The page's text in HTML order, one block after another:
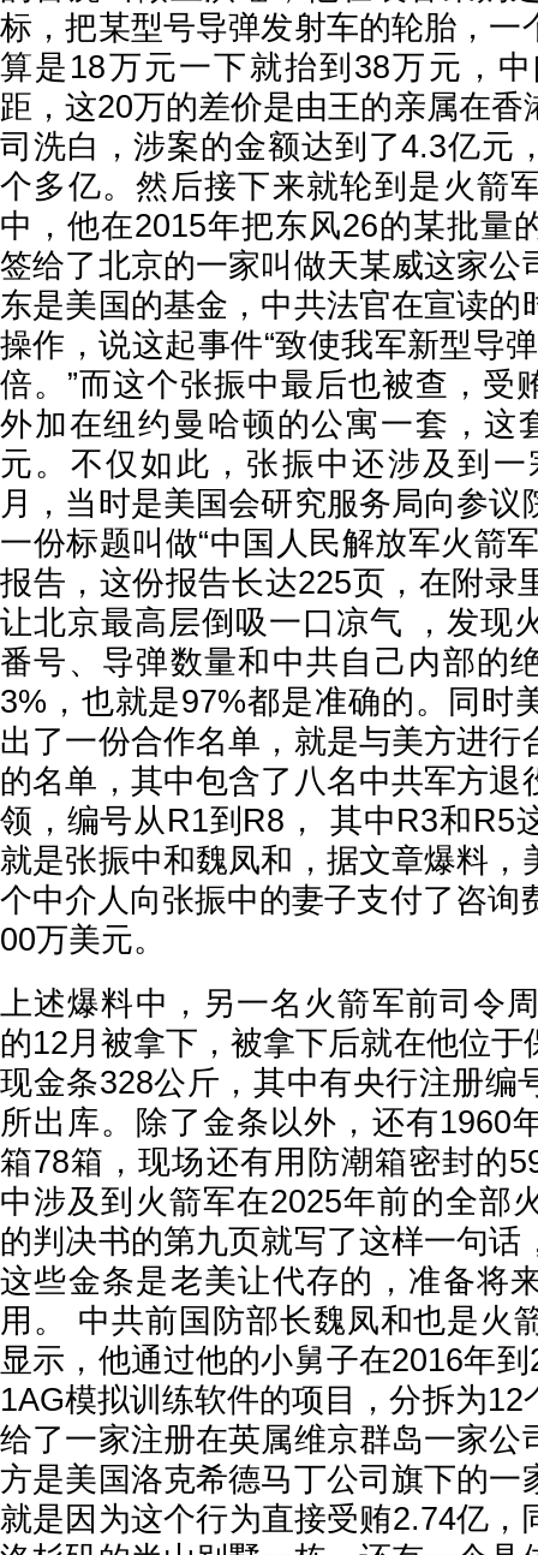
标，把某型号导弹发射车的轮胎，一
算是18万元一下就抬到38万元，
距，这20万的差价是由王的亲属在香
司洗白，涉案的金额达到了4.3亿元
个多亿。然后接下来就轮到是火箭
中，他在2015年把东风26的某批量
签给了北京的一家叫做天某威这家公
东是美国的基金，中共法官在宣读的
操作，说这起事件“致使我军新型导
倍。”而这个张振中最后也被查，受
外加在纽约曼哈顿的公寓一套，这
元。不仅如此，张振中还涉及到一
月，当时是美国会研究服务局向参议
一份标题叫做“中国人民解放军火箭
报告，这份报告长达225页，在附录
让北京最高层倒吸一口凉气 ，发现
番号、导弹数量和中共自己内部的
3%，也就是97%都是准确的。同时
出了一份合作名单，就是与美方进行
的名单，其中包含了八名中共军方退
领，编号从R1到R8， 其中R3和R5
就是张振中和魏凤和，据文章爆料，
个中介人向张振中的妻子支付了咨询
00万美元。
上述爆料中，另一名火箭军前司令
的12月被拿下，被拿下后就在他位于
现金条328公斤，其中有央行注册编
所出库。除了金条以外，还有1960
箱78箱，现场还有用防潮箱密封的
中涉及到火箭军在2025年前的全部
的判决书的第九页就写了这样一句话
这些金条是老美让代存的，准备将
用。 中共前国防部长魏凤和也是火
显示，他通过他的小舅子在2016年
1AG模拟训练软件的项目，分拆为12
给了一家注册在英属维京群岛一家公
方是美国洛克希德马丁公司旗下的一
就是因为这个行为直接受贿2.74亿，